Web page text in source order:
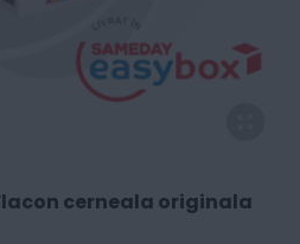
cerneala originala